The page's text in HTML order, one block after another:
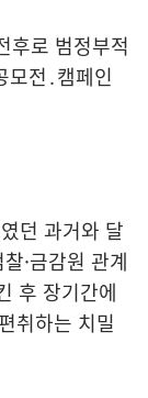
후로 범정부적
모전․캠페인
던 과거와 달
·금감원 관계
후 장기간에
취하는 치밀